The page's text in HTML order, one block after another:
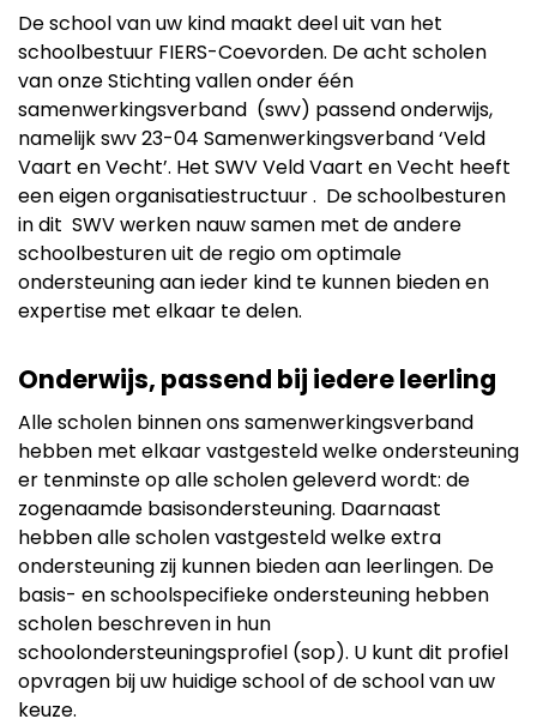
De school van uw kind maakt deel uit van het
schoolbestuur FIERS-Coevorden. De acht scholen
van onze Stichting vallen onder één
samenwerkingsverband (swv) passend onderwijs,
namelijk swv 23-04 Samenwerkingsverband ‘Veld
Vaart en Vecht’. Het SWV Veld Vaart en Vecht heeft
een eigen organisatiestructuur . De schoolbesturen
in dit SWV werken nauw samen met de andere
schoolbesturen uit de regio om optimale
ondersteuning aan ieder kind te kunnen bieden en
expertise met elkaar te delen.
Onderwijs, passend bij iedere leerling
Alle scholen binnen ons samenwerkingsverband
hebben met elkaar vastgesteld welke ondersteuning
er tenminste op alle scholen geleverd wordt: de
zogenaamde basisondersteuning. Daarnaast
hebben alle scholen vastgesteld welke extra
ondersteuning zij kunnen bieden aan leerlingen. De
basis- en schoolspecifieke ondersteuning hebben
scholen beschreven in hun
schoolondersteuningsprofiel (sop). U kunt dit profiel
opvragen bij uw huidige school of de school van uw
keuze.